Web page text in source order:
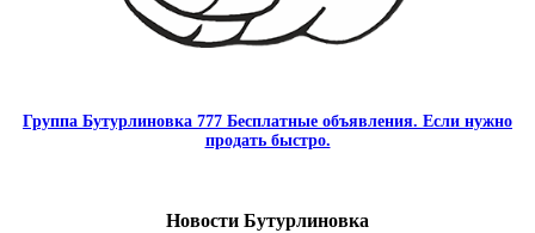
Группа Бутурлиновка 777 Бесплатные объявления. Если нужно
продать быстро.
Новости Бутурлиновка